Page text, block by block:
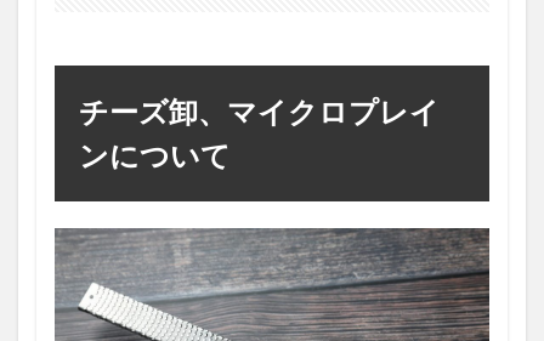
チーズ卸、マイクロプレイ
ンについて